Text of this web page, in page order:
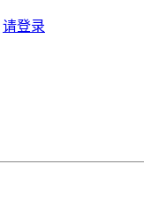
请登录